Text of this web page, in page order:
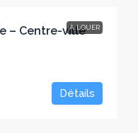
À LOUER
– Centre-ville
Détails